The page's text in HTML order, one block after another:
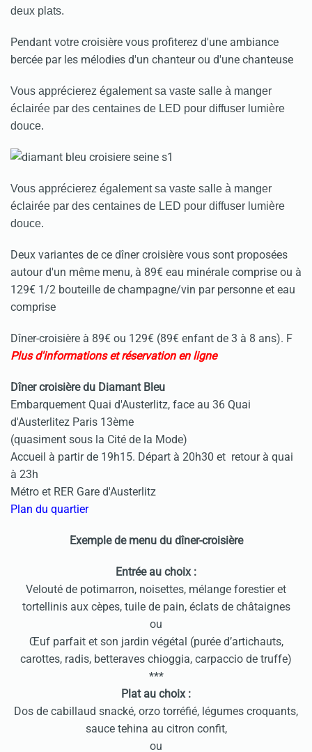
deux plats.
Pendant votre croisière vous profiterez d'une ambiance
bercée par les mélodies d'un chanteur ou d'une chanteuse
Vous apprécierez également sa vaste salle à manger
éclairée par des centaines de LED pour diffuser lumière
douce.
Vous apprécierez également sa vaste salle à manger
éclairée par des centaines de LED pour diffuser lumière
douce.
Deux variantes de ce dîner croisière vous sont proposées
autour d'un même menu, à 89€ eau minérale comprise ou à
129€ 1/2 bouteille de champagne/vin par personne et eau
comprise
Dîner-croisière à 89€ ou 129€ (89€ enfant de 3 à 8 ans). F
Plus d'informations et réservation en ligne
Dîner croisière du Diamant Bleu
Embarquement Quai d'Austerlitz, face au 36 Quai
d'Austerlitez Paris 13ème
(quasiment sous la Cité de la Mode)
Accueil à partir de 19h15. Départ à 20h30 et retour à quai
à 23h
Métro et RER Gare d'Austerlitz
Plan du quartier
Exemple de menu du dîner-croisière
Entrée au choix :
Velouté de potimarron, noisettes, mélange forestier et
tortellinis aux cèpes, tuile de pain, éclats de châtaignes
ou
Œuf parfait et son jardin végétal (purée d’artichauts,
carottes, radis, betteraves chioggia, carpaccio de truffe)
***
Plat au choix :
Dos de cabillaud snacké, orzo torréfié, légumes croquants,
sauce tehina au citron confit,
ou